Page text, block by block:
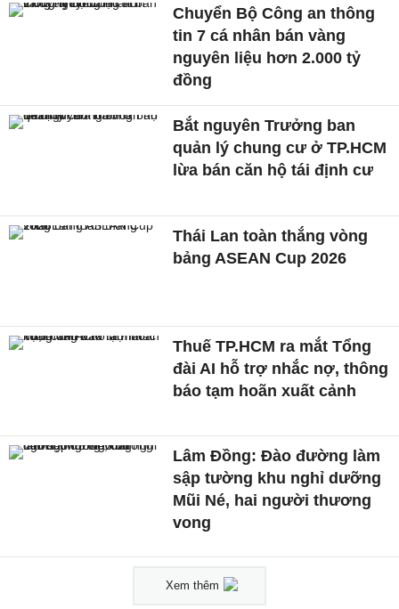
Chuyển Bộ Công an thông
tin 7 cá nhân bán vàng
nguyên liệu hơn 2.000 tỷ
đồng
Bắt nguyên Trưởng ban
quản lý chung cư ở TP.HCM
lừa bán căn hộ tái định cư
Thái Lan toàn thắng vòng
bảng ASEAN Cup 2026
Thuế TP.HCM ra mắt Tổng
đài AI hỗ trợ nhắc nợ, thông
báo tạm hoãn xuất cảnh
Lâm Đồng: Đào đường làm
sập tường khu nghỉ dưỡng
Mũi Né, hai người thương
vong
Xem thêm